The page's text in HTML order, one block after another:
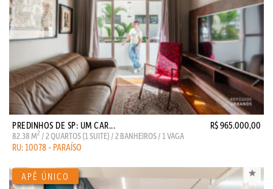
PREDINHOS DE SP: UM CAR... R$ 965.000,00
82.38 M2 / 2 QUARTOS (1 SUITE) / 2 BANHEIROS / 1 VAGA
RU: 10078 - PARAÍSO